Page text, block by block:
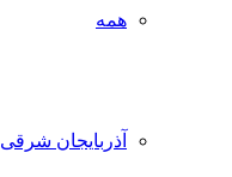
همه
آذربایجان شرقی